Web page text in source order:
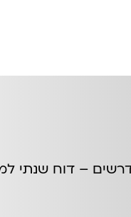
– דוח שנתי למס